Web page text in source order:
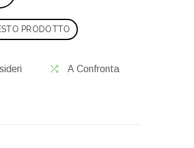
PRODOTTO
A Confronta